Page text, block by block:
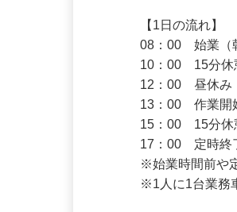
【1日の流れ】
08：00　始業（
10：00　15分休
12：00　昼休み
13：00　作業開
15：00　15分休
17：00　定時終
※始業時間前や